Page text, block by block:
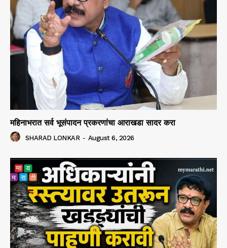
महिनाभरात सर्व भूसंपादन प्रकरणांचा आराखडा सादर करा
SHARAD LONKAR - August 6, 2026